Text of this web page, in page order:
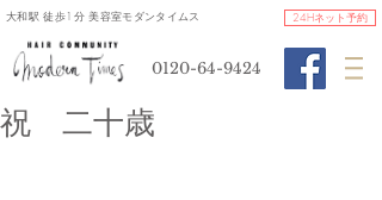
​大和駅 徒歩1分 美容室モダンタイムス
0120-64-9424
24Hネット予約
祝 二十歳